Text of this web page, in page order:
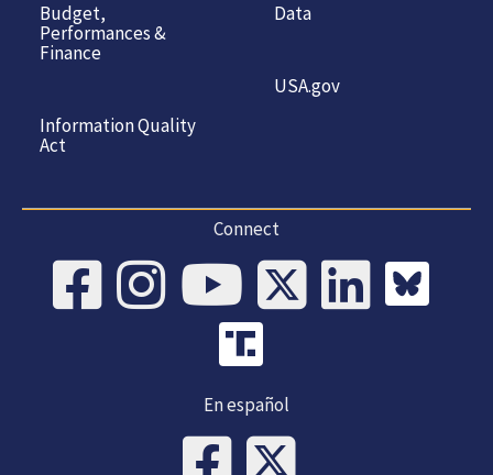
Budget,
Performances &
Finance
Information Quality
Act
Data
USA.gov
Connect
En español